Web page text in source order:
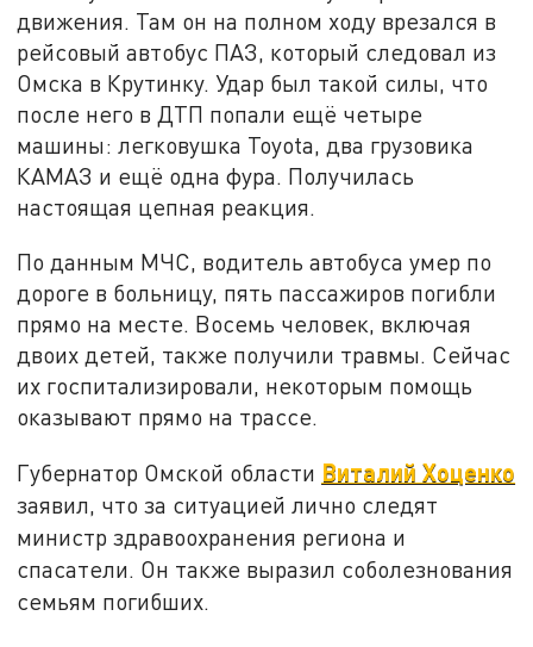
движения. Там он на полном ходу врезался в
рейсовый автобус ПАЗ, который следовал из
Омска в Крутинку. Удар был такой силы, что
после него в ДТП попали ещё четыре
машины: легковушка Toyota, два грузовика
КАМАЗ и ещё одна фура. Получилась
настоящая цепная реакция.
По данным МЧС, водитель автобуса умер по
дороге в больницу, пять пассажиров погибли
прямо на месте. Восемь человек, включая
двоих детей, также получили травмы. Сейчас
их госпитализировали, некоторым помощь
оказывают прямо на трассе.
Губернатор Омской области Виталий Хоценко
заявил, что за ситуацией лично следят
министр здравоохранения региона и
спасатели. Он также выразил соболезнования
семьям погибших.